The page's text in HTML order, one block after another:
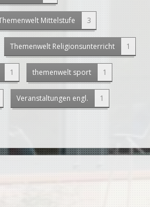
Mittelstufe 3
Themenwelt Religionsunterricht 1
1 themenwelt sport 1
Veranstaltungen engl. 1